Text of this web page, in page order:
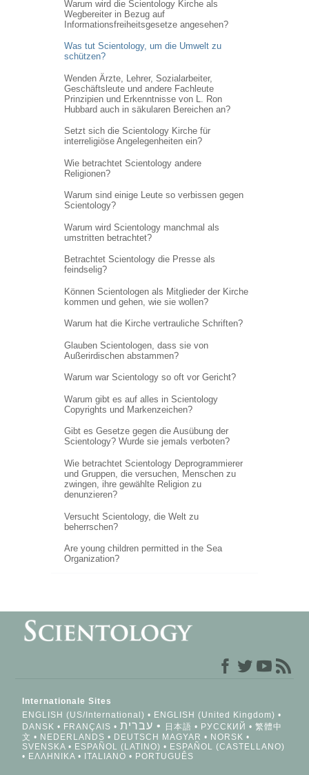
Warum wird die Scientology Kirche als
Wegbereiter in Bezug auf
Informationsfreiheitsgesetze angesehen?
Was tut Scientology, um die Umwelt zu
schützen?
Wenden Ärzte, Lehrer, Sozialarbeiter,
Geschäftsleute und andere Fachleute
Prinzipien und Erkenntnisse von L. Ron
Hubbard auch in säkularen Bereichen an?
Setzt sich die Scientology Kirche für
interreligiöse Angelegenheiten ein?
Wie betrachtet Scientology andere
Religionen?
Warum sind einige Leute so verbissen gegen
Scientology?
Warum wird Scientology manchmal als
umstritten betrachtet?
Betrachtet Scientology die Presse als
feindselig?
Können Scientologen als Mitglieder der Kirche
kommen und gehen, wie sie wollen?
Warum hat die Kirche vertrauliche Schriften?
Glauben Scientologen, dass sie von
Außerirdischen abstammen?
Warum war Scientology so oft vor Gericht?
Warum gibt es auf alles in Scientology
Copyrights und Markenzeichen?
Gibt es Gesetze gegen die Ausübung der
Scientology? Wurde sie jemals verboten?
Wie betrachtet Scientology Deprogrammierer
und Gruppen, die versuchen, Menschen zu
zwingen, ihre gewählte Religion zu
denunzieren?
Versucht Scientology, die Welt zu
beherrschen?
Are young children permitted in the Sea
Organization?
Internationale Sites
ENGLISH (US/International)
ENGLISH (United Kingdom)
DANSK
FRANÇAIS עברית 日本語 РУССКИЙ
繁體中
文
NEDERLANDS DEUTSCH MAGYAR
NORSK
SVENSKA
ESPAÑOL (LATINO)
ESPAÑOL (CASTELLANO)
ΕΛΛΗΝΙΚA
ITALIANO PORTUGUÊS